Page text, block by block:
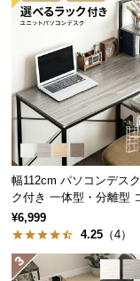
型
品
の
配
送
に
つ
い
て
梱
強度に優れた
曲がりや歪みに
性が高く、安全
幅112cm パソコンデス
ク付き 一体型・分離型
ワークデスク
¥6,999
4.25 （4）